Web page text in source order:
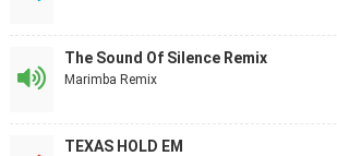
The Sound Of Silence Remix
Marimba Remix
TEXAS HOLD EM